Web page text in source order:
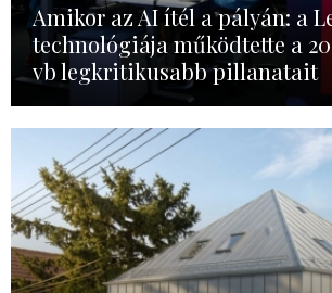
Amikor az AI ítél a pályán: a
technológiája működtette a
vb legkritikusabb pillanatait